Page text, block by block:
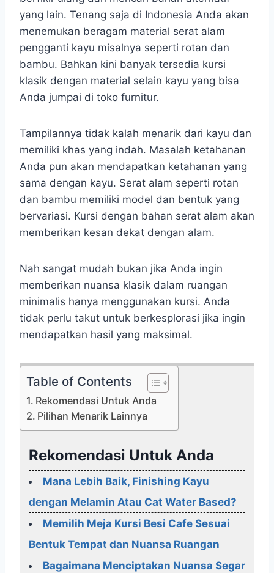
yang lain. Tenang saja di Indonesia Anda akan
menemukan beragam material serat alam
pengganti kayu misalnya seperti rotan dan
bambu. Bahkan kini banyak tersedia kursi
klasik dengan material selain kayu yang bisa
Anda jumpai di toko furnitur.
Tampilannya tidak kalah menarik dari kayu dan
memiliki khas yang indah. Masalah ketahanan
Anda pun akan mendapatkan ketahanan yang
sama dengan kayu. Serat alam seperti rotan
dan bambu memiliki model dan bentuk yang
bervariasi. Kursi dengan bahan serat alam akan
memberikan kesan dekat dengan alam.
Nah sangat mudah bukan jika Anda ingin
memberikan nuansa klasik dalam ruangan
minimalis hanya menggunakan kursi. Anda
tidak perlu takut untuk berkesplorasi jika ingin
mendapatkan hasil yang maksimal.
Table of Contents
Rekomendasi Untuk Anda
Pilihan Menarik Lainnya
Rekomendasi Untuk Anda
Mana Lebih Baik, Finishing Kayu
dengan Melamin Atau Cat Water Based?
Memilih Meja Kursi Besi Cafe Sesuai
Bentuk Tempat dan Nuansa Ruangan
Bagaimana Menciptakan Nuansa Segar